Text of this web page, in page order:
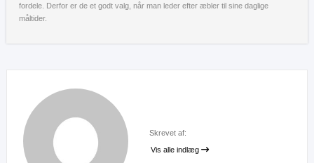
fordele. Derfor er de et godt valg, når man leder efter æbler til sine daglige
måltider.
Skrevet af:
Vis alle indlæg